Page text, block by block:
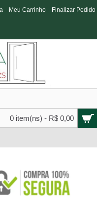
Meu Carrinho Finalizar Pedido
0 item(ns) - R$ 0,00